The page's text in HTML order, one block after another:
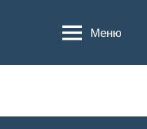
Меню